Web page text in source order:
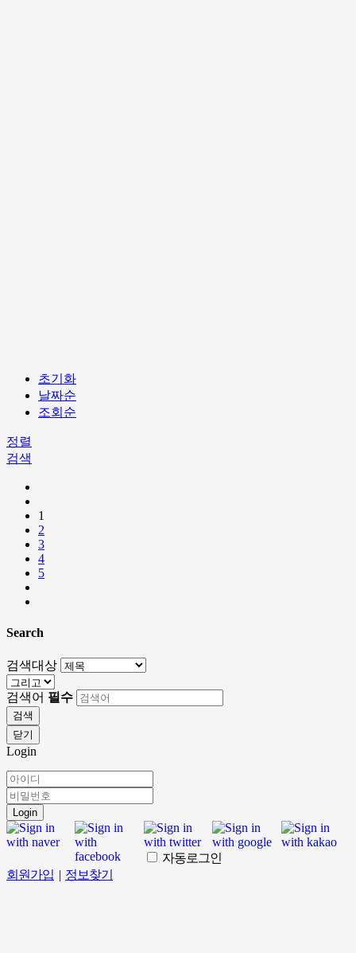
초기화
날짜순
조회순
정렬
검색
1
2
3
4
5
Search
검색대상
검색어 필수
검색
닫기
Login
Login
자동로그인
회원가입 | 정보찾기